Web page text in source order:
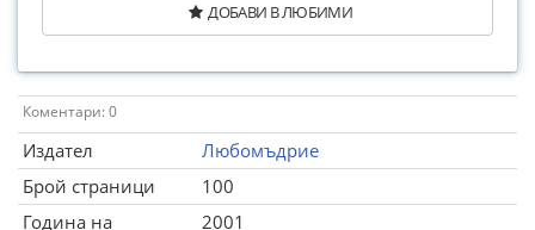
ДОБАВИ В ЛЮБИМИ
Коментари: 0
Издател
Любомъдрие
Брой страници
100
Година на
2001